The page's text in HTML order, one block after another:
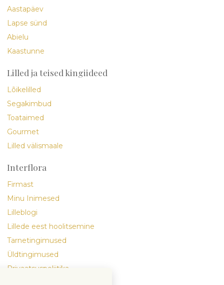
Aastapäev
Lapse sünd
Abielu
Kaastunne
Lilled ja teised kingiideed
Lõikelilled
Segakimbud
Toataimed
Gourmet
Lilled välismaale
Interflora
Firmast
Minu Inimesed
Lilleblogi
Lillede eest hoolitsemine
Tarnetingimused
Üldtingimused
Privaatsuspoliitika